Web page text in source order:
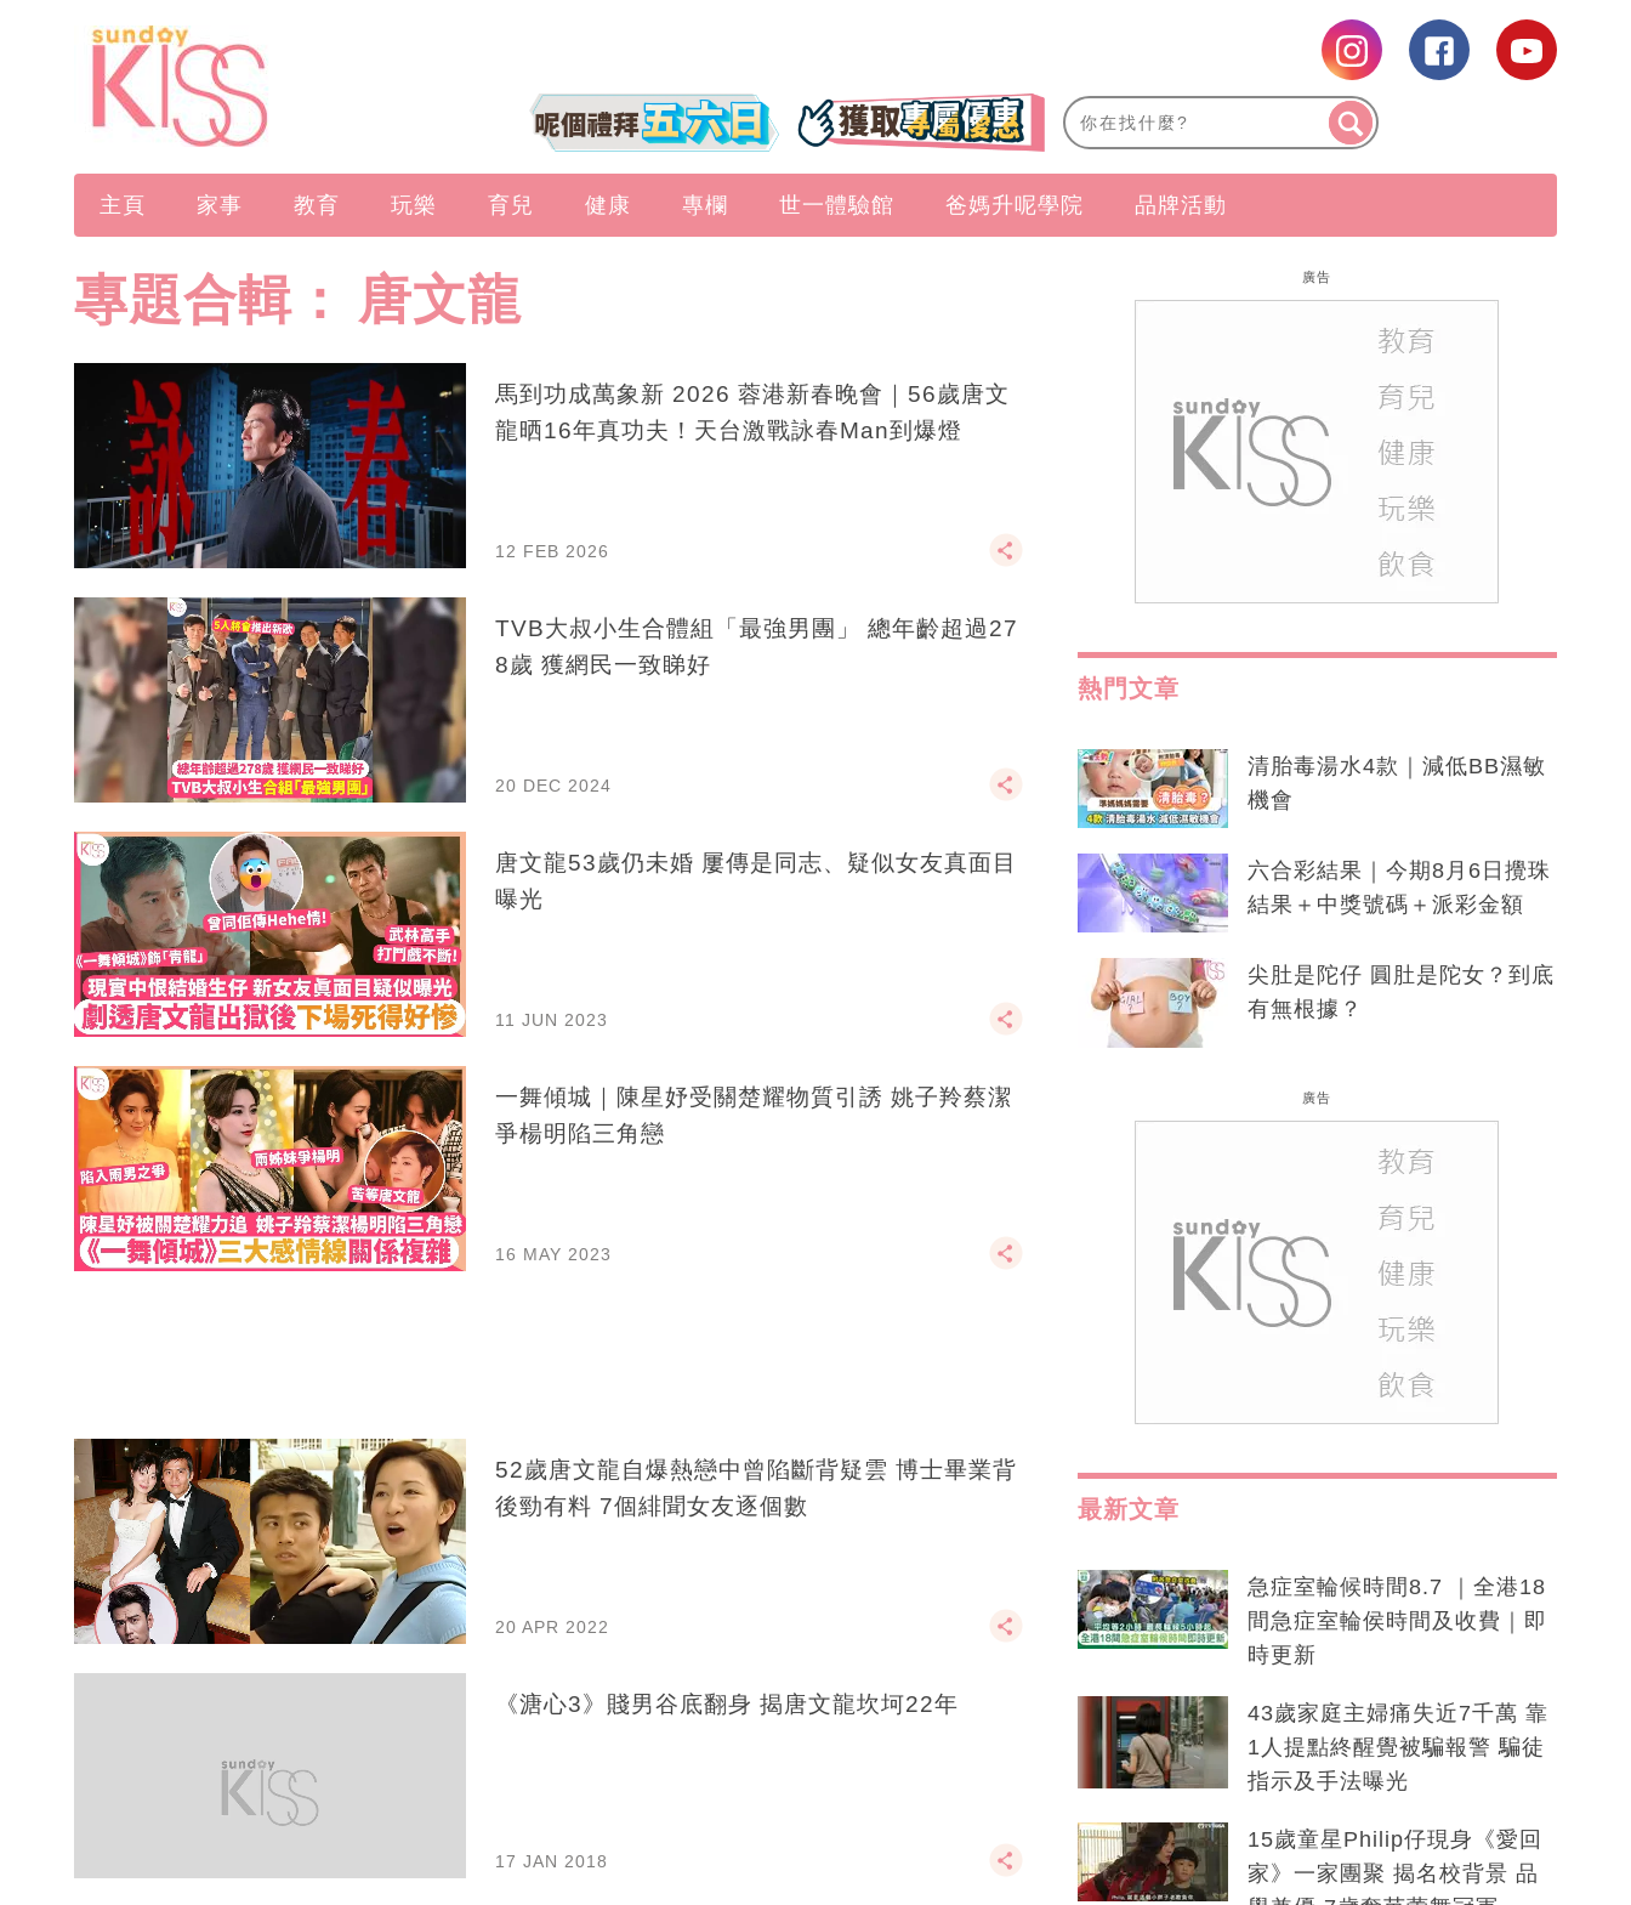
主頁 家事 教育 玩樂 育兒 健康 專欄 世一體驗館 爸媽升呢學院 品牌活動
專題合輯： 唐文龍
馬到功成萬象新 2026 蓉港新春晚會｜56歲唐文
龍晒16年真功夫！天台激戰詠春Man到爆燈
12 FEB 2026
TVB大叔小生合體組「最強男團」 總年齡超過27
8歲 獲網民一致睇好
20 DEC 2024
唐文龍53歲仍未婚 屢傳是同志、疑似女友真面目
曝光
11 JUN 2023
一舞傾城｜陳星妤受關楚耀物質引誘 姚子羚蔡潔
爭楊明陷三角戀
16 MAY 2023
52歲唐文龍自爆熱戀中曾陷斷背疑雲 博士畢業背
後勁有料 7個緋聞女友逐個數
20 APR 2022
《溏心3》賤男谷底翻身 揭唐文龍坎坷22年
17 JAN 2018
廣告
熱門文章
清胎毒湯水4款｜減低BB濕敏
機會
六合彩結果｜今期8月6日攪珠
結果＋中獎號碼＋派彩金額
尖肚是陀仔 圓肚是陀女？到底
有無根據？
廣告
最新文章
急症室輪候時間8.7 ｜全港18
間急症室輪侯時間及收費｜即
時更新
43歲家庭主婦痛失近7千萬 靠
1人提點終醒覺被騙報警 騙徒
指示及手法曝光
15歲童星Philip仔現身《愛回
家》一家團聚 揭名校背景 品